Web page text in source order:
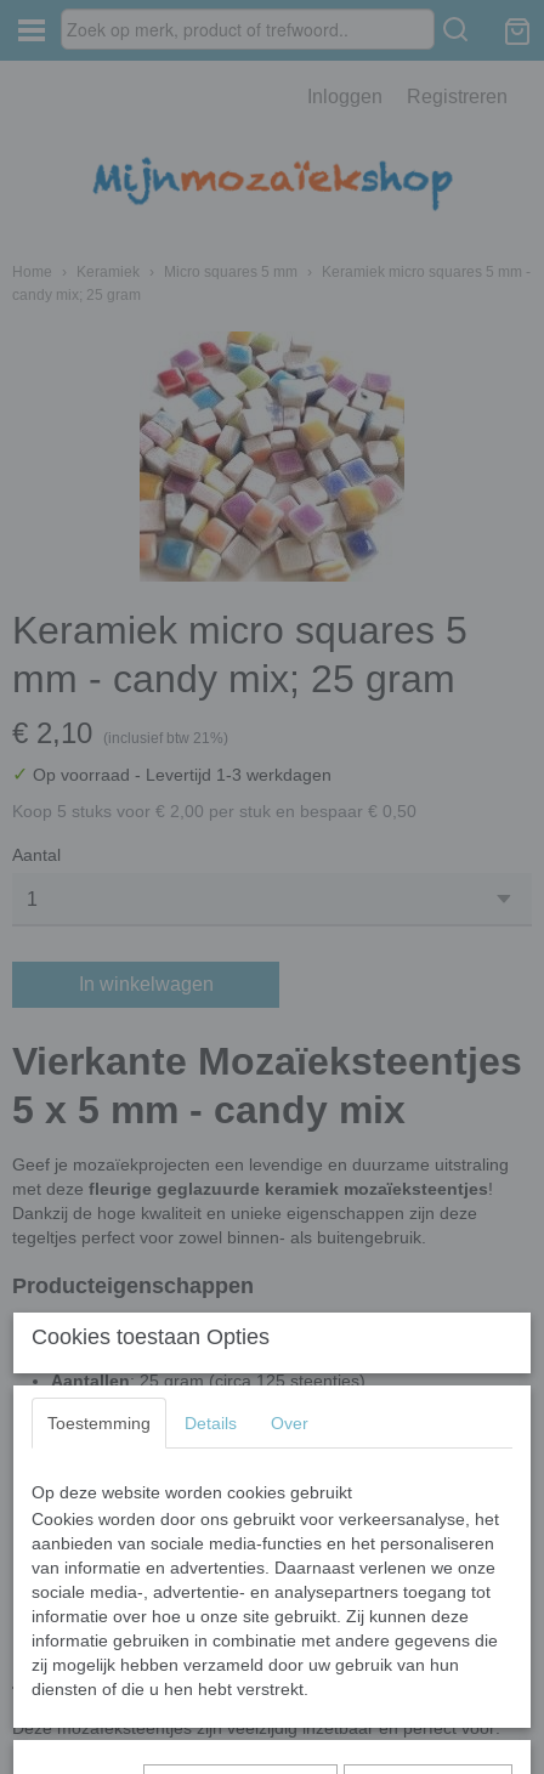
Inloggen Registreren
Home › Keramiek › Micro squares 5 mm ›
Keramiek micro squares 5 mm -
candy mix; 25 gram
Keramiek micro squares 5
mm - candy mix; 25 gram
€ 2,10 (inclusief btw 21%)
✓ Op voorraad - Levertijd 1-3 werkdagen
Koop 5 stuks voor € 2,00 per stuk en bespaar € 0,50
Aantal
In winkelwagen
Vierkante Mozaïeksteentjes
5 x 5 mm - candy mix
Geef je mozaïekprojecten een levendige en duurzame uitstraling
met deze fleurige geglazuurde keramiek mozaïeksteentjes!
Dankzij de hoge kwaliteit en unieke eigenschappen zijn deze
tegeltjes perfect voor zowel binnen- als buitengebruik.
Producteigenschappen
Aantallen: 25 gram (circa 125 steentjes)
Weerbestendig:
Achterkant:Plat, eenvoudig te bevestigen op diverse
ondergronden.
Gebruik:Losse steentjes, verkrijgbaar als kleuren mix en op
kleur.
3D-effect:De bolvormig glazuurlaag zorgt voor een subtiel
3D-effect
Toepassingen
Deze mozaïeksteentjes zijn veelzijdig inzetbaar en perfect voor:
Decoratieve kunst- en hobbyprojecten.
Cookies toestaan Opties
Toestemming Details Over
Op deze website worden cookies gebruikt
Cookies worden door ons gebruikt voor verkeersanalyse, het
aanbieden van sociale media-functies en het personaliseren
van informatie en advertenties. Daarnaast verlenen we onze
sociale media-, advertentie- en analysepartners toegang tot
informatie over hoe u onze site gebruikt. Zij kunnen deze
informatie gebruiken in combinatie met andere gegevens die
zij mogelijk hebben verzameld door uw gebruik van hun
diensten of die u hen hebt verstrekt.